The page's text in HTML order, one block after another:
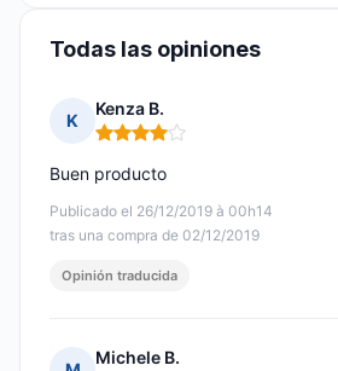
Todas las opiniones
K
Kenza B.
Nota: 4 de 5
Publicado el 26/12/2019 à 00h14
tras una compra de 02/12/2019
Buen producto
Opinión traducida
Michele B.